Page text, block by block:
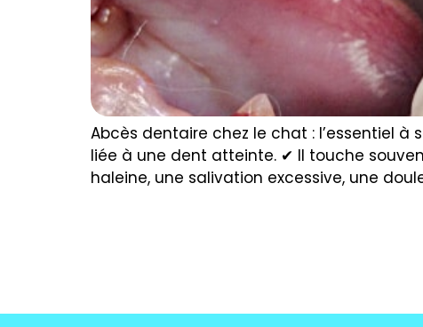
Abcès dentaire chez le chat : l’essentiel
liée à une dent atteinte. ✔ Il touche
haleine, une salivation excessive, une